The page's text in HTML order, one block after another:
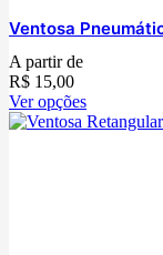
Ventosa
A partir de
R$ 15,00
Ver opções